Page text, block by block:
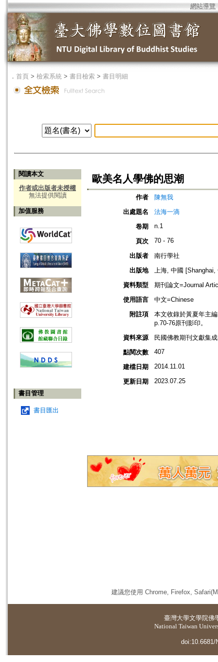
網站導覽
． 首頁 > 檢索系統 > 書目檢索 > 書目明細
閱讀本文
作者或出版者未授權
無法提供閱讀
加值服務
書目管理
書目匯出
歐美名人學佛的思潮
作者
陳無我
出處題名
法海一滴
卷期
n.1
頁次 70 - 76
出版者
南行學社
出版地
上海, 中國 [Shanghai,
資料類型
期刊論文=Journal
使用語言
中文=Chinese
附註項
本文收錄於黃夏年主
p.70-76原刊影印。
資料來源
民國佛教期刊文獻集
點閱次數
407
建檔日期 2014.11.01
更新日期 2023.07.25
建議您使用 Chrome, Firefox,
臺灣大學文學院佛
National Taiwan
doi:10.6681/